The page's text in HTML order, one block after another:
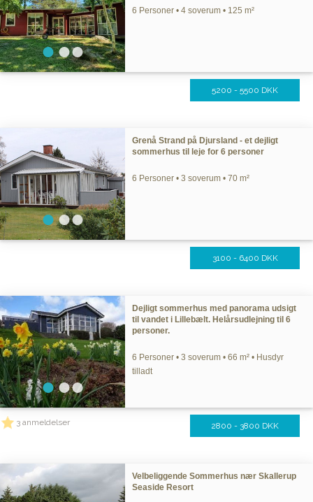
6 Personer • 4 soverum • 125 m²
5200 - 5500 DKK
Grenå Strand på Djursland - et dejligt
sommerhus til leje for 6 personer
6 Personer • 3 soverum • 70 m²
3100 - 6400 DKK
Dejligt sommerhus med panorama udsigt
til vandet i Lillebælt. Helårsudlejning til 6
personer.
6 Personer • 3 soverum • 66 m² • Husdyr
tilladt
3 anmeldelser 2800 - 3800 DKK
Velbeliggende Sommerhus nær Skallerup
Seaside Resort